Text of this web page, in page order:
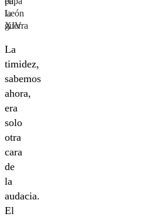
la
guerra
León
XIV
La
timidez,
sabemos
ahora,
era
solo
otra
cara
de
la
audacia.
El